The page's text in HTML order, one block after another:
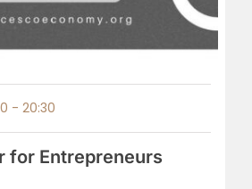
- 20:30
for Entrepreneurs